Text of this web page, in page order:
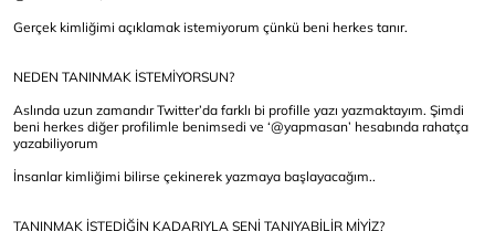
Gerçek kimliğimi açıklamak istemiyorum çünkü beni herkes tanır.
NEDEN TANINMAK İSTEMİYORSUN?
Aslında uzun zamandır Twitter’da farklı bi profille yazı yazmaktayım. Şimdi
beni herkes diğer profilimle benimsedi ve ‘@yapmasan’ hesabında rahatça
yazabiliyorum
İnsanlar kimliğimi bilirse çekinerek yazmaya başlayacağım..
TANINMAK İSTEDİĞİN KADARIYLA SENİ TANIYABİLİR MİYİZ?